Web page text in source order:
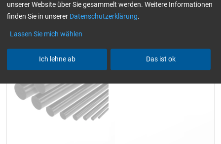
CARBON CFK-Rundstäbe
unserer Website über Sie gesammelt werden. Weitere Informationen
finden Sie in unserer Datenschutzerklärung.
Lassen Sie mich wählen
Ich lehne ab Das ist ok